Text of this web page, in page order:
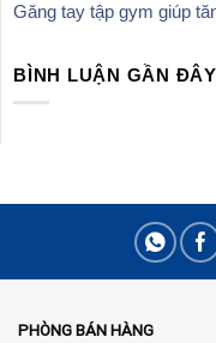
Găng tay tập gym giúp
BÌNH LUẬN GẦN ĐÂY
PHÒNG BÁN HÀNG